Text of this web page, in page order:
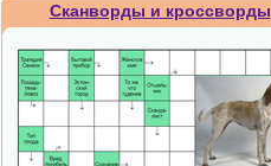
Сканворды и кроссворды